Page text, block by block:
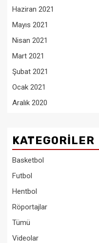
Haziran 2021
Mayıs 2021
Nisan 2021
Mart 2021
Şubat 2021
Ocak 2021
Aralık 2020
KATEGORILER
Basketbol
Futbol
Hentbol
Röportajlar
Tümü
Videolar